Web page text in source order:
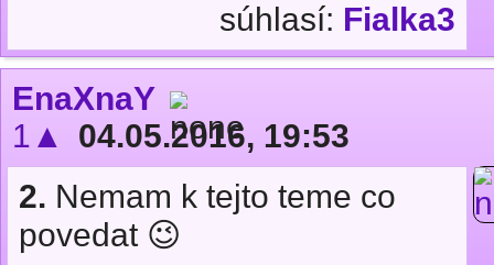
súhlasí: Fialka3
EnaXnaY
1▲
04.05.2016, 19:53
2. Nemam k tejto teme co
povedat 😉